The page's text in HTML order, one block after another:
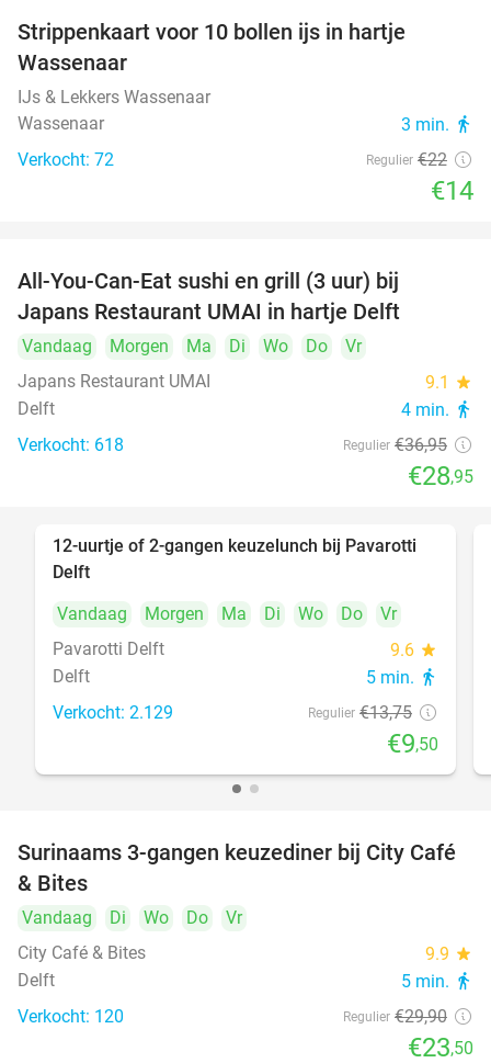
Strippenkaart voor 10 bollen ijs in hartje
Wassenaar
IJs & Lekkers Wassenaar
Wassenaar
3 min. directions_walk
Verkocht: 72 Regulier €22
€14
All-You-Can-Eat sushi en grill (3 uur) bij
Japans Restaurant UMAI in hartje Delft
Vandaag Morgen Ma Di Wo Do
Vr
Japans Restaurant UMAI
9.1 star
Delft 4 min. directions_walk
Verkocht: 618 Regulier €36,95
€28,95
31%
12-uurtje of 2-gangen keuzelunch bij Pavarotti
Delft
Vandaag
Morgen Ma Di Wo Do
Vr
Pavarotti Delft
9.6 star
Delft 5 min. directions_walk
Verkocht: 2.129 Regulier €13,75
€9,50
21%
Surinaams 3-gangen keuzediner bij City Café
& Bites
Vandaag Di Wo Do
Vr
City Café & Bites
9.9 star
Delft 5 min. directions_walk
Verkocht: 120 Regulier €29,90
€23,50